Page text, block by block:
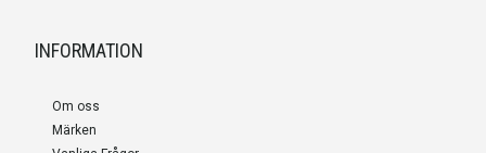
INFORMATION
Om oss
Märken